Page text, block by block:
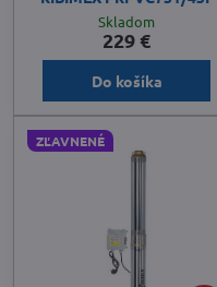
Skladom
229 €
Do košíka
ZĽAVNENÉ